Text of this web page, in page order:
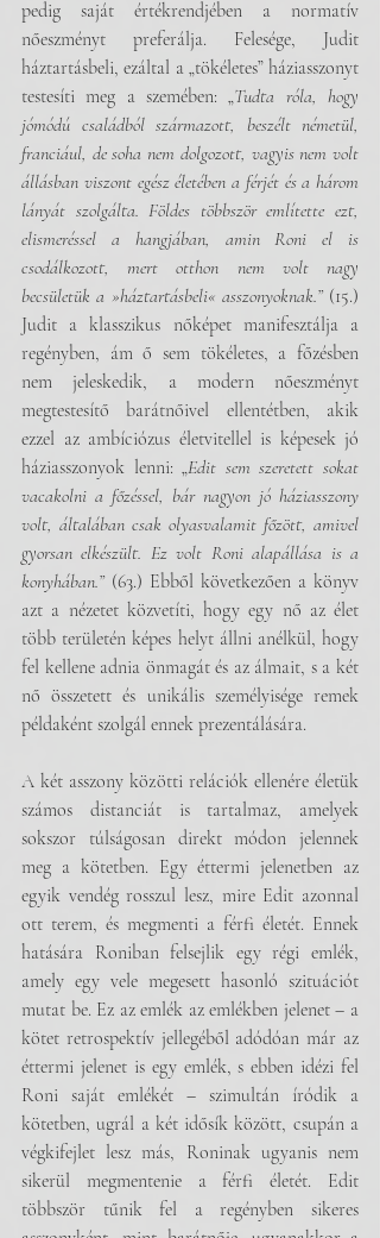
pedig saját értékrendjében a normatív
nőeszményt preferálja. Felesége, Judit
háztartásbeli, ezáltal a „tökéletes” háziasszonyt
testesíti meg a szemében: „Tudta róla, hogy
jómódú családból származott, beszélt németül,
franciául, de soha nem dolgozott, vagyis nem volt
állásban viszont egész életében a férjét és a három
lányát szolgálta. Földes többször említette ezt,
elismeréssel a hangjában, amin Roni el is
csodálkozott, mert otthon nem volt nagy
becsületük a »háztartásbeli« asszonyoknak.” (15.)
Judit a klasszikus nőképet manifesztálja a
regényben, ám ő sem tökéletes, a főzésben
nem jeleskedik, a modern nőeszményt
megtestesítő barátnőivel ellentétben, akik
ezzel az ambíciózus életvitellel is képesek jó
háziasszonyok lenni: „Edit sem szeretett sokat
vacakolni a főzéssel, bár nagyon jó háziasszony
volt, általában csak olyasvalamit főzött, amivel
gyorsan elkészült. Ez volt Roni alapállása is a
konyhában.” (63.) Ebből következően a könyv
azt a nézetet közvetíti, hogy egy nő az élet
több területén képes helyt állni anélkül, hogy
fel kellene adnia önmagát és az álmait, s a két
nő összetett és unikális személyisége remek
példaként szolgál ennek prezentálására.
A két asszony közötti relációk ellenére életük
számos distanciát is tartalmaz, amelyek
sokszor túlságosan direkt módon jelennek
meg a kötetben. Egy éttermi jelenetben az
egyik vendég rosszul lesz, mire Edit azonnal
ott terem, és megmenti a férfi életét. Ennek
hatására Roniban felsejlik egy régi emlék,
amely egy vele megesett hasonló szituációt
mutat be. Ez az emlék az emlékben jelenet – a
kötet retrospektív jellegéből adódóan már az
éttermi jelenet is egy emlék, s ebben idézi fel
Roni saját emlékét – szimultán íródik a
kötetben, ugrál a két idősík között, csupán a
végkifejlet lesz más, Roninak ugyanis nem
sikerül megmentenie a férfi életét. Edit
többször tűnik fel a regényben sikeres